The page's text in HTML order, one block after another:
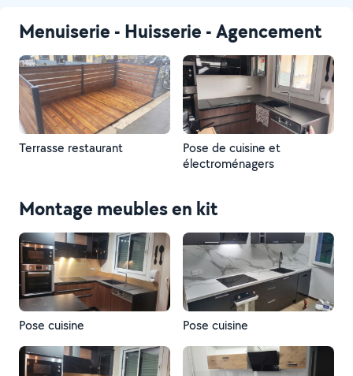
Menuiserie - Huisserie - Agencement
Terrasse restaurant
Pose de cuisine et
électroménagers
Montage meubles en kit
Pose cuisine Pose cuisine